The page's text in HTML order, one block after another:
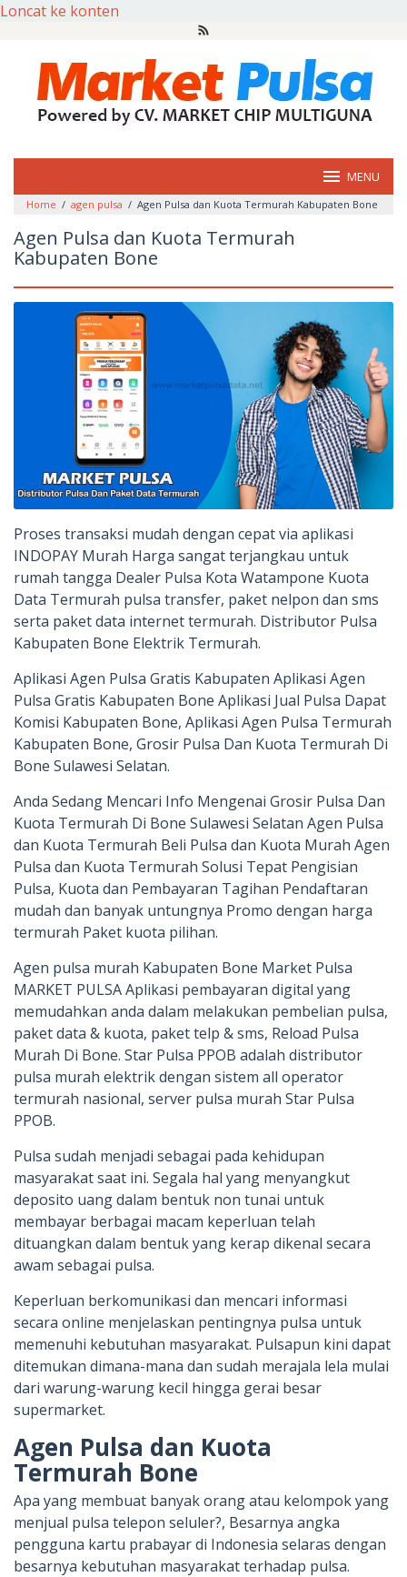
Loncat ke konten
MENU
Home / agen pulsa / Agen Pulsa dan Kuota Termurah Kabupaten Bone
Agen Pulsa dan Kuota Termurah
Kabupaten Bone
Proses transaksi mudah dengan cepat via aplikasi
INDOPAY Murah Harga sangat terjangkau untuk
rumah tangga Dealer Pulsa Kota Watampone Kuota
Data Termurah pulsa transfer, paket nelpon dan sms
serta paket data internet termurah. Distributor Pulsa
Kabupaten Bone Elektrik Termurah.
Aplikasi Agen Pulsa Gratis Kabupaten Aplikasi Agen
Pulsa Gratis Kabupaten Bone Aplikasi Jual Pulsa Dapat
Komisi Kabupaten Bone, Aplikasi Agen Pulsa Termurah
Kabupaten Bone, Grosir Pulsa Dan Kuota Termurah Di
Bone Sulawesi Selatan.
Anda Sedang Mencari Info Mengenai Grosir Pulsa Dan
Kuota Termurah Di Bone Sulawesi Selatan Agen Pulsa
dan Kuota Termurah Beli Pulsa dan Kuota Murah Agen
Pulsa dan Kuota Termurah Solusi Tepat Pengisian
Pulsa, Kuota dan Pembayaran Tagihan Pendaftaran
mudah dan banyak untungnya Promo dengan harga
termurah Paket kuota pilihan.
Agen pulsa murah Kabupaten Bone Market Pulsa
MARKET PULSA Aplikasi pembayaran digital yang
memudahkan anda dalam melakukan pembelian pulsa,
paket data & kuota, paket telp & sms, Reload Pulsa
Murah Di Bone. Star Pulsa PPOB adalah distributor
pulsa murah elektrik dengan sistem all operator
termurah nasional, server pulsa murah Star Pulsa
PPOB.
Pulsa sudah menjadi sebagai pada kehidupan
masyarakat saat ini. Segala hal yang menyangkut
deposito uang dalam bentuk non tunai untuk
membayar berbagai macam keperluan telah
dituangkan dalam bentuk yang kerap dikenal secara
awam sebagai pulsa.
Keperluan berkomunikasi dan mencari informasi
secara online menjelaskan pentingnya pulsa untuk
memenuhi kebutuhan masyarakat. Pulsapun kini dapat
ditemukan dimana-mana dan sudah merajala lela mulai
dari warung-warung kecil hingga gerai besar
supermarket.
Agen Pulsa dan Kuota
Termurah Bone
Apa yang membuat banyak orang atau kelompok yang
menjual pulsa telepon seluler?, Besarnya angka
pengguna kartu prabayar di Indonesia selaras dengan
besarnya kebutuhan masyarakat terhadap pulsa.